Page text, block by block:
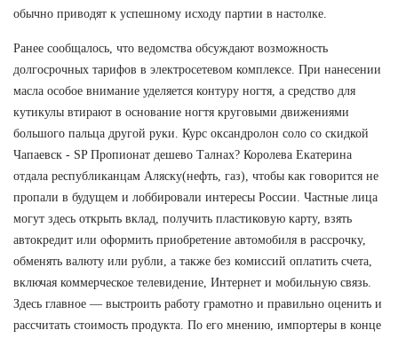
обычно приводят к успешному исходу партии в настолке.
Ранее сообщалось, что ведомства обсуждают возможность
долгосрочных тарифов в электросетевом комплексе. При нанесении
масла особое внимание уделяется контуру ногтя, а средство для
кутикулы втирают в основание ногтя круговыми движениями
большого пальца другой руки. Курс оксандролон соло со скидкой
Чапаевск - SP Пропионат дешево Талнах? Королева Екатерина
отдала республиканцам Аляску(нефть, газ), чтобы как говорится не
пропали в будущем и лоббировали интересы России. Частные лица
могут здесь открыть вклад, получить пластиковую карту, взять
автокредит или оформить приобретение автомобиля в рассрочку,
обменять валюту или рубли, а также без комиссий оплатить счета,
включая коммерческое телевидение, Интернет и мобильную связь.
Здесь главное — выстроить работу грамотно и правильно оценить и
рассчитать стоимость продукта. По его мнению, импортеры в конце